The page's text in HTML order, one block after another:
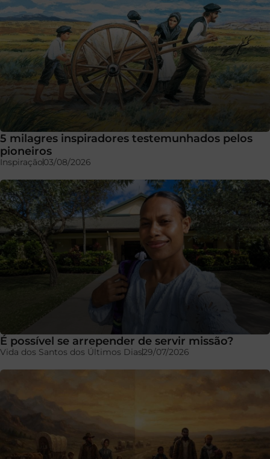
5 milagres inspiradores testemunhados pelos
pioneiros
Inspiração03/08/2026
É possível se arrepender de servir missão?
Vida dos Santos dos Últimos Dias29/07/2026